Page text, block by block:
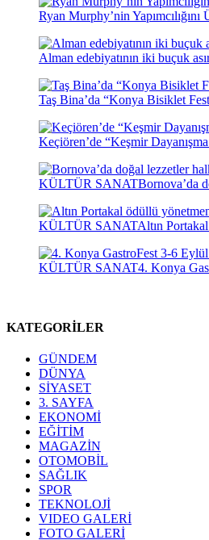
Ryan Murphy’nin
Alman edebiyatının iki buçuk
Taş Bina’da “Konya Bisiklet
Keçiören’de “Keşmir
KÜLTÜR SANATBornova’da
KÜLTÜR SANATAltın
KÜLTÜR SANAT4. Konya
KATEGORİLER
GÜNDEM
DÜNYA
SİYASET
3. SAYFA
EKONOMİ
EĞİTİM
MAGAZİN
OTOMOBİL
SAĞLIK
SPOR
TEKNOLOJİ
VIDEO GALERİ
FOTO GALERİ